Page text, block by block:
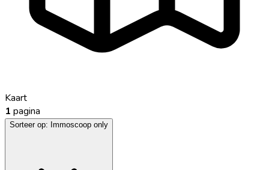
Kaart
1 pagina
Sorteer op: Immoscoop only